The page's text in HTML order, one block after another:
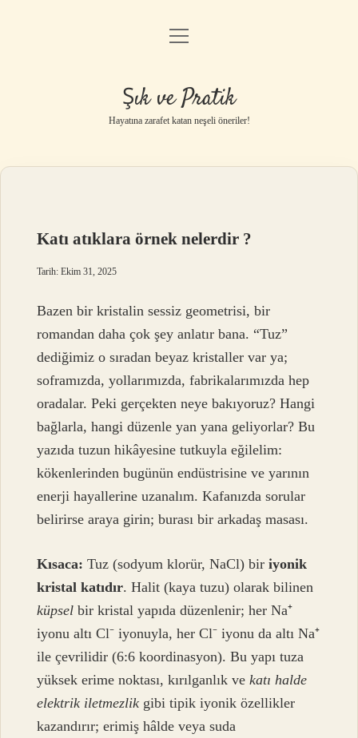
Anasayfa
Yasal Uyarı
menüyü
Şık ve Pratik
Hayatına zarafet katan neşeli öneriler!
Katı atıklara örnek nelerdir ?
Tarih: Ekim 31, 2025
Bazen bir kristalin sessiz geometrisi, bir
romandan daha çok şey anlatır bana. “Tuz”
dediğimiz o sıradan beyaz kristaller var ya;
soframızda, yollarımızda, fabrikalarımızda hep
oradalar. Peki gerçekten neye bakıyoruz? Hangi
bağlarla, hangi düzenle yan yana geliyorlar? Bu
yazıda tuzun hikâyesine tutkuyla eğilelim:
kökenlerinden bugünün endüstrisine ve yarının
enerji hayallerine uzanalım. Kafanızda sorular
belirirse araya girin; burası bir arkadaş masası.
Kısaca: Tuz (sodyum klorür, NaCl) biriyonik
kristal katıdır. Halit (kaya tuzu) olarak bilinen
küpsel bir kristal yapıda düzenlenir; her Na⁺
iyonu altı Cl⁻ iyonuyla, her Cl⁻ iyonu da altı Na⁺
ile çevrilidir (6:6 koordinasyon). Bu yapı tuza
yüksek erime noktası, kırılganlık vekatı halde
elektrik iletmezlik gibi tipik iyonik özellikler
kazandırır; erimiş hâlde veya suda